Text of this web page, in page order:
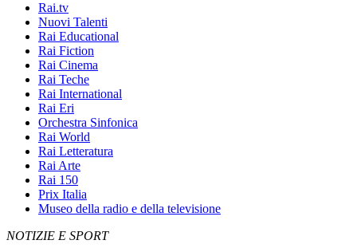
Rai.tv
Nuovi Talenti
Rai Educational
Rai Fiction
Rai Cinema
Rai Teche
Rai International
Rai Eri
Orchestra Sinfonica
Rai World
Rai Letteratura
Rai Arte
Rai 150
Prix Italia
Museo della radio e della televisione
NOTIZIE E SPORT